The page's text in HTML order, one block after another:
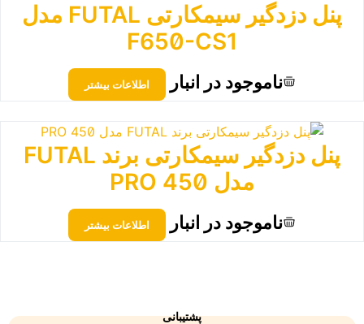
پنل دزدگیر سیمکارتی FUTAL مدل
F650-CS1
ناموجود در انبار اطلاعات بیشتر
پنل دزدگیر سیمکارتی برند FUTAL
مدل 450 PRO
ناموجود در انبار اطلاعات بیشتر
پشتیبانی